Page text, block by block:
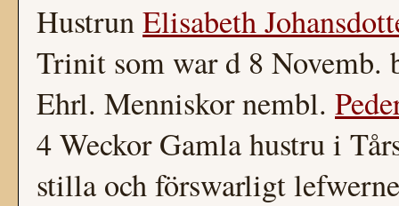
HustrunElisabeth
Trinit som war d 8 Novemb.
Ehrl. Menniskor nembl.
4 Weckor Gamla hustru i
stilla och förswarligt